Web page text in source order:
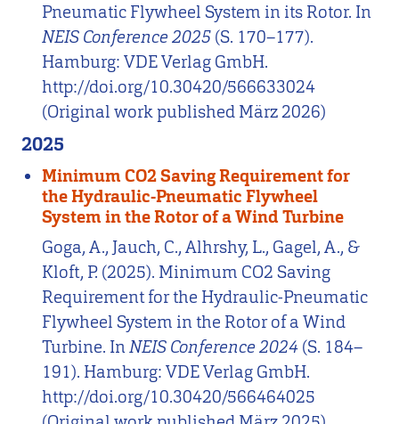
Pneumatic Flywheel System in its Rotor. In
NEIS Conference 2025 (S. 170–177).
Hamburg: VDE Verlag GmbH.
http://doi.org/10.30420/566633024
(Original work published März 2026)
2025
Minimum CO2 Saving Requirement for
the Hydraulic-Pneumatic Flywheel
System in the Rotor of a Wind Turbine
Goga, A., Jauch, C., Alhrshy, L., Gagel, A., &
Kloft, P. (2025). Minimum CO2 Saving
Requirement for the Hydraulic-Pneumatic
Flywheel System in the Rotor of a Wind
Turbine. InNEIS Conference 2024 (S. 184–
191). Hamburg: VDE Verlag GmbH.
http://doi.org/10.30420/566464025